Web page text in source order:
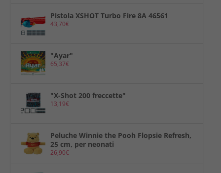
Pistola XSHOT Turbo Fire 8A 46561
43,70€
"Ayar"
65,37€
"X-Shot 200 freccette"
13,19€
Peluche Winnie the Pooh Flopsie Refresh,
25 cm, per neonati
26,90€